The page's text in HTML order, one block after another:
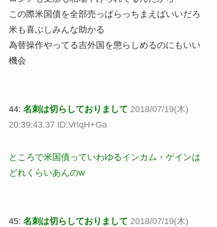
この際米国債を全部売っぱらっちまえばいいだろ
米も喜ぶしみんな助かる
為替操作やってる吉外国を懲らしめるのにもいい
機会
44: 名刺は切らしておりまして 2018/07/19(木)
20:39:43.37 ID:VrIqH+Ga
ところで米国債っていわゆるインカム・ゲインは
どれくらいあんのw
45: 名刺は切らしておりまして 2018/07/19(木)